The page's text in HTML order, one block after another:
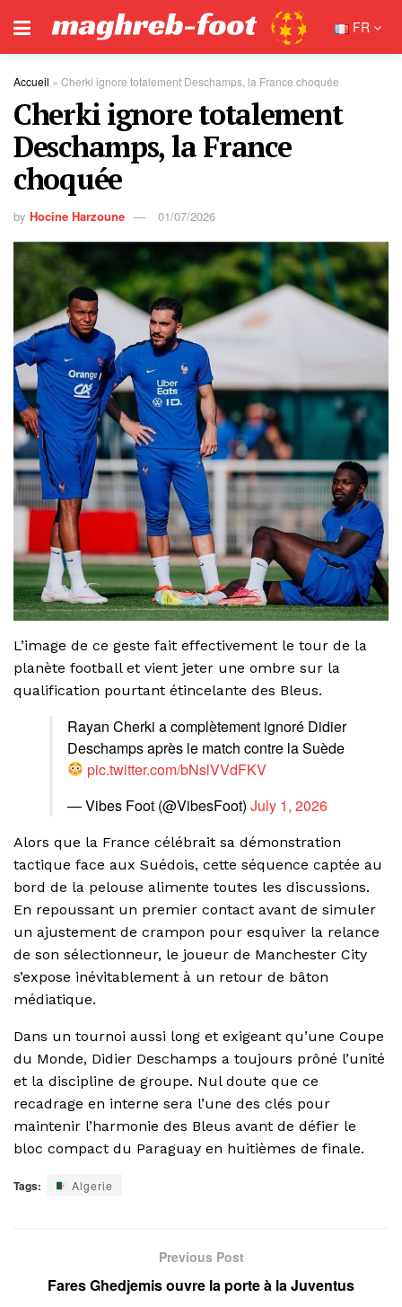
FR
Accueil » Cherki ignore totalement Deschamps, la France choquée
Cherki ignore totalement
Deschamps, la France
choquée
by Hocine Harzoune 01/07/2026
L’image de ce geste fait effectivement le tour de la
planète football et vient jeter une ombre sur la
qualification pourtant étincelante des Bleus.
Rayan Cherki a complètement ignoré Didier
Deschamps après le match contre la Suède
pic.twitter.com/bNslVVdFKV
— Vibes Foot (@VibesFoot) July 1, 2026
Alors que la France célébrait sa démonstration
tactique face aux Suédois, cette séquence captée au
bord de la pelouse alimente toutes les discussions.
En repoussant un premier contact avant de simuler
un ajustement de crampon pour esquiver la relance
de son sélectionneur, le joueur de Manchester City
s’expose inévitablement à un retour de bâton
médiatique.
Dans un tournoi aussi long et exigeant qu’une Coupe
du Monde, Didier Deschamps a toujours prôné l’unité
et la discipline de groupe. Nul doute que ce
recadrage en interne sera l’une des clés pour
maintenir l’harmonie des Bleus avant de défier le
bloc compact du Paraguay en huitièmes de finale.
Tags: Algerie
Previous Post
Fares Ghedjemis ouvre la porte à la Juventus